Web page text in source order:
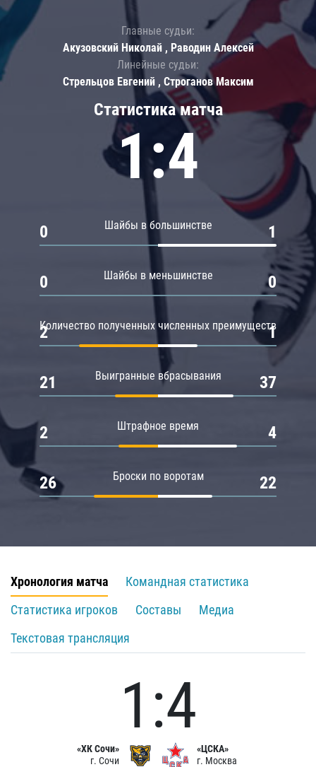
Статистика матча
1:4
Шайбы в большинстве
0 1
Шайбы в меньшинстве
0 0
Количество полученных численных преимуществ
2 1
Выигранные вбрасывания
21 37
Штрафное время
2 4
Броски по воротам
26 22
Главные судьи:
Акузовский Николай , Раводин Алексей
Линейные судьи:
Стрельцов Евгений , Строганов Максим
Хронология матча
Командная статистика
Статистика игроков
Составы
Медиа
Текстовая трансляция
«ХК Сочи»
г. Сочи
1:4
«ЦСКА»
г. Москва